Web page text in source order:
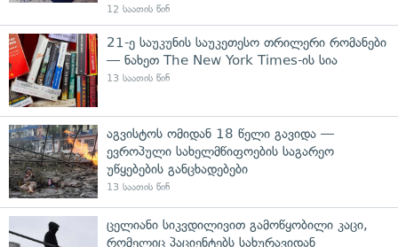
12 საათის წინ
21-ე საუკუნის საუკეთესო თრილერი რომანები
— ნახეთ The New York Times-ის სია
13 საათის წინ
აგვისტოს ომიდან 18 წელი გავიდა —
ევროპული სახელმწიფოების საგარეო
უწყებების განცხადებები
13 საათის წინ
ცელიანი სიკვდილივით გამოწყობილი კაცი,
რომელიც პაციენტებს სახურავიდან